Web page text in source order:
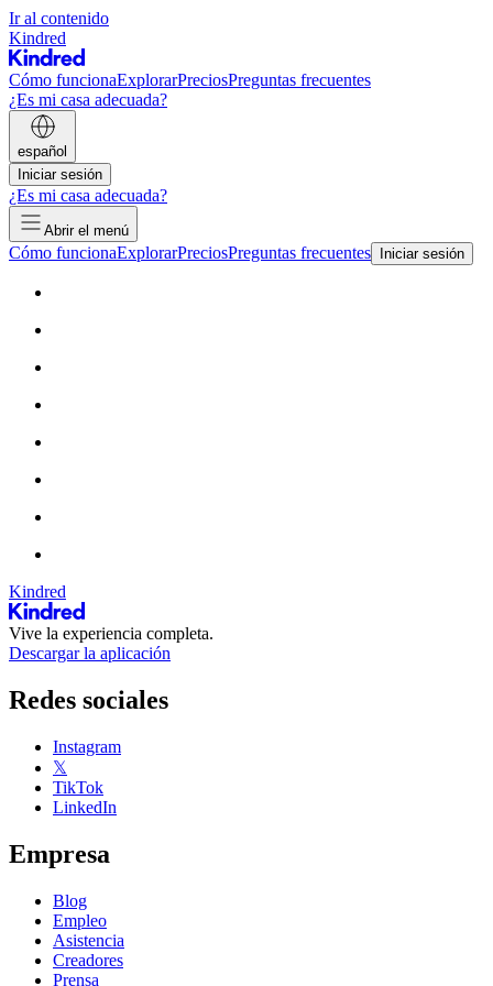
Ir al contenido
Kindred
Cómo funcionaExplorarPreciosPreguntas frecuentes
¿Es mi casa adecuada?
español
Iniciar sesión
¿Es mi casa adecuada?
Abrir el menú
Cómo funcionaExplorarPreciosPreguntas frecuentes Iniciar sesión
Kindred
Vive la experiencia completa.
Descargar la aplicación
Redes sociales
Instagram
𝕏
TikTok
LinkedIn
Empresa
Blog
Empleo
Asistencia
Creadores
Prensa